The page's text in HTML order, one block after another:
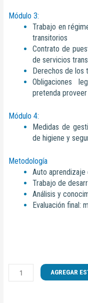
Módulo 3:
Trabajo en
transitorios
Contrato de
de servicios
Derechos de los
Obligaciones
pretenda
Módulo 4:
Medidas de
de higiene y
Metodología
Auto
Trabajo de
Análisis y
Evaluación final:
CURSO
DE
AGREGAR